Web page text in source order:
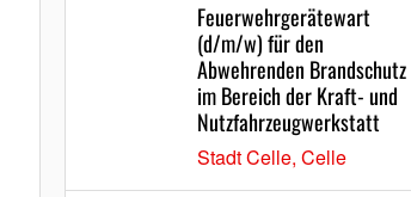
Feuerwehrgerätewart
(d/m/w) für den
Abwehrenden Brandschutz
im Bereich der Kraft- und
Nutzfahrzeugwerkstatt
Stadt Celle, Celle